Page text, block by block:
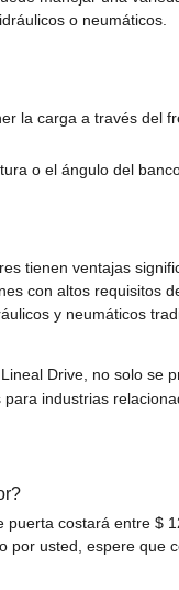
o neumáticos.
la carga a través del
o el ángulo del
tienen ventajas
con altos requisitos
y neumáticos
Drive, no solo se
industrias
costará entre $
por usted, espere